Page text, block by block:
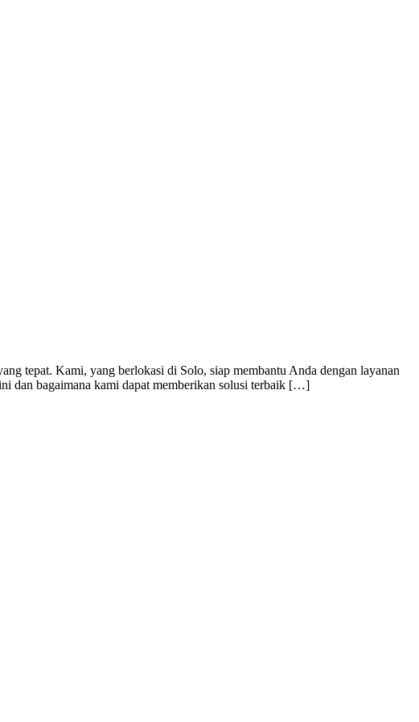
tepat. Kami, yang berlokasi di Solo, siap membantu Anda dengan layanan
dan bagaimana kami dapat memberikan solusi terbaik […]